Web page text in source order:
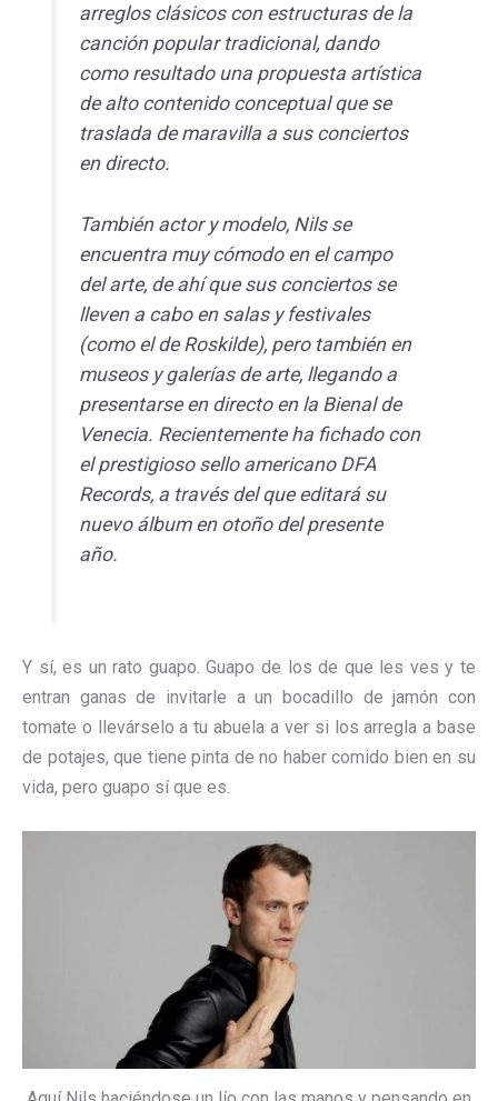
arreglos clásicos con estructuras de la
canción popular tradicional, dando
como resultado una propuesta artística
de alto contenido conceptual que se
traslada de maravilla a sus conciertos
en directo.
También actor y modelo, Nils se
encuentra muy cómodo en el campo
delarte, de ahí que sus conciertos se
lleven a cabo en salas y festivales
(como el de Roskilde), pero también en
museos y galerías de arte, llegando a
presentarse en directo en la Bienal de
Venecia. Recientemente ha fichado con
el prestigioso sello americano DFA
Records, a través del que editará su
nuevo álbum en otoño del presente
año.
Y sí, es un rato guapo. Guapo de los de que les ves y te
entran ganas de invitarle a un bocadillo de jamón con
tomate o llevárselo a tu abuela a ver si los arregla a base
de potajes, que tiene pinta de no haber comido bien en su
vida, pero guapo sí que es.